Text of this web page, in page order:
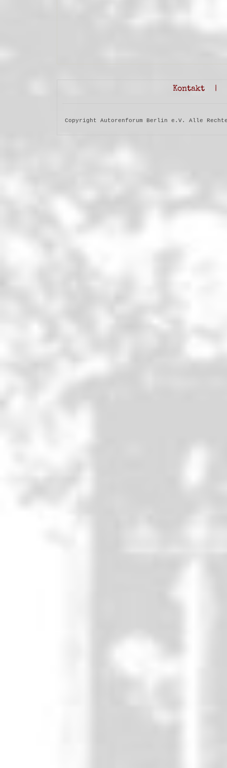
Kontakt |
Copyright Autorenforum Berlin e.V. Alle